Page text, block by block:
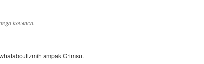
kovanca.
ampak Grimsu.